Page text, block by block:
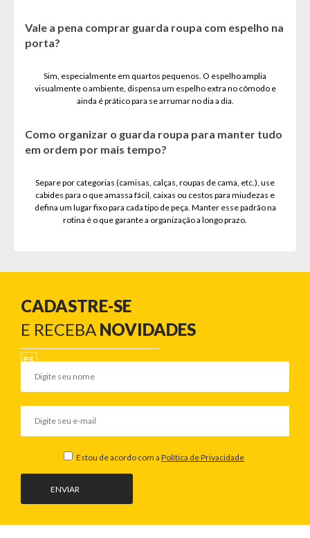
Vale a pena comprar guarda roupa com espelho na
porta?
Sim, especialmente em quartos pequenos. O espelho amplia
visualmente o ambiente, dispensa um espelho extra no cômodo e
ainda é prático para se arrumar no dia a dia.
Como organizar o guarda roupa para manter tudo
em ordem por mais tempo?
Separe por categorias (camisas, calças, roupas de cama, etc.), use
cabides para o que amassa fácil, caixas ou cestos para miudezas e
defina um lugar fixo para cada tipo de peça. Manter esse padrão na
rotina é o que garante a organização a longo prazo.
CADASTRE-SE
E RECEBA NOVIDADES
ENVIAR
Estou de acordo com a Política de Privacidade